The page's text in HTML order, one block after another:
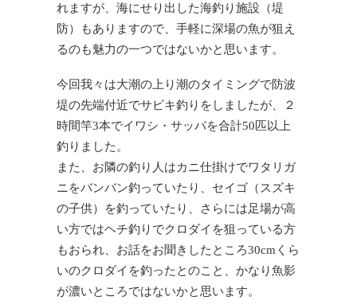
れますが、海にせり出した海釣り施設（堤
防）もありますので、手軽に深場の魚が狙え
るのも魅力の一つではないかと思います。
今回我々は大潮の上り潮のタイミングで防波
堤の先端付近でサビキ釣りをしましたが、２
時間竿3本でイワシ・サッパを合計50匹以上
釣りました。
また、お隣の釣り人はカニ仕掛けでワタリガ
ニをバンバン釣っていたり、セイゴ（スズキ
の子供）を釣っていたり、さらには足場が高
い方ではヘチ釣りでクロダイを狙っている方
もおられ、お話をお聞きしたところ30cmくら
いのクロダイを釣ったとのこと、かなり魚影
が濃いところではないかと思います。